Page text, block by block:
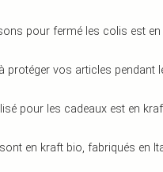
pour fermé les colis est en
protéger vos articles
pour les cadeaux est en
en kraft bio, fabriqués en